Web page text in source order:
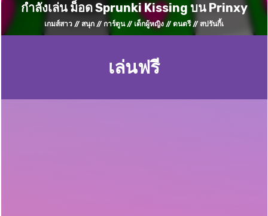
กำลังเล่น ม็อด Sprunki Kissing บน Prinxy
เกมส์สาว สนุก การ์ตูน เด็กผู้หญิง ดนตรี สปรันกี้เ
เล่นฟรี